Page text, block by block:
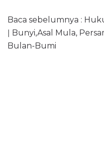
Baca sebelumnya :
ǀ Bunyi,Asal Mula,
Bulan-Bumi